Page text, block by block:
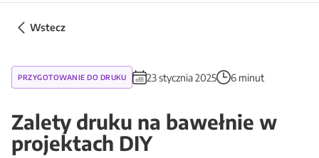
Wstecz
PRZYGOTOWANIE DO DRUKU 23 stycznia 2025 6 minut
Zalety druku na bawełnie w
projektach DIY